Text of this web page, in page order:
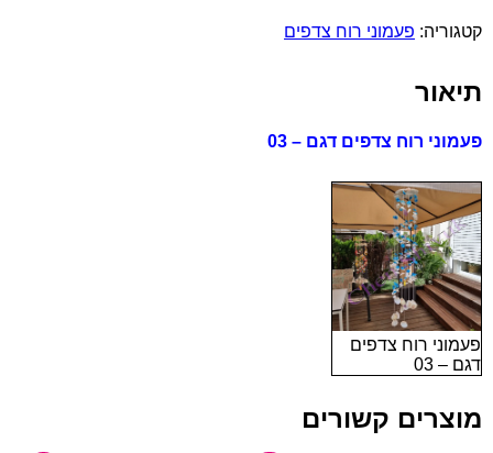
צדפים
קטגוריה: פעמוני רוח צדפים
תיאור
פעמוני רוח צדפים דגם – 03
פעמוני רוח צדפים
דגם – 03
מוצרים קשורים